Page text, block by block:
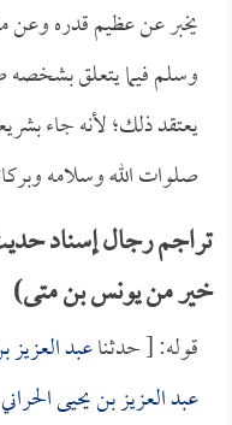
يخبر عن عظيم قدره وعن
وسلم فيما يتعلق
يعتقد ذلك؛ لأنه جاء
صلوات الله وسلامه
تراجم رجال إسناد
خير من يونس بن متى)
قوله: [ حدثناعبد العزيز
عبد العزيز بن يحيى الحراني